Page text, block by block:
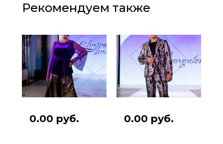
Рекомендуем также
0.00 руб. 0.00 руб.